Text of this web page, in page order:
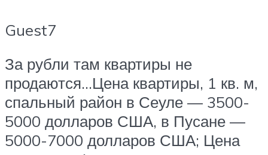
Guest7
За рубли там квартиры не
продаются…Цена квартиры, 1 кв. м,
спальный район в Сеуле — 3500-
5000 долларов США, в Пусане —
5000-7000 долларов США; Цена